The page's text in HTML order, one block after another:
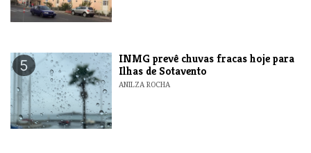
5
INMG prevê chuvas fracas hoje para
Ilhas de Sotavento
ANILZA ROCHA